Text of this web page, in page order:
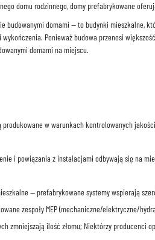
domu rodzinnego, domy prefabrykowane
domami — to budynki mieszkalne,
Ponieważ budowa przenosi
domami na miejscu.
produkowane w warunkach kontrolowanych
i powiązania z instalacjami odbywają się na
— prefabrykowane systemy wspierają
zespoły MEP (mechaniczne/elektryczne/
zmniejszają ilość złomu; Niektórzy